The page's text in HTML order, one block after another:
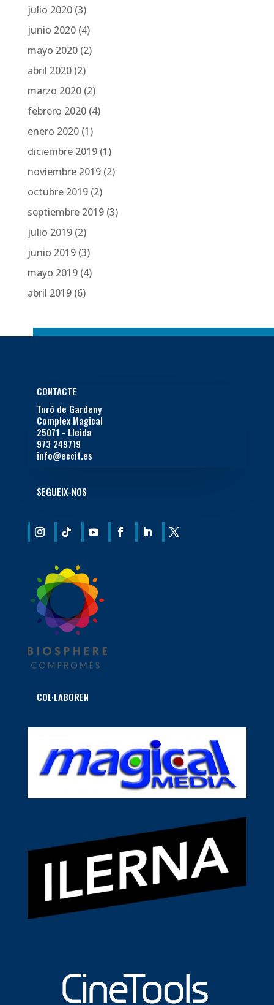
julio 2020(3)
junio 2020(4)
mayo 2020(2)
abril 2020(2)
marzo 2020(2)
febrero 2020(4)
enero 2020(1)
diciembre 2019(1)
noviembre 2019(2)
octubre 2019(2)
septiembre 2019(3)
julio 2019(2)
junio 2019(3)
mayo 2019(4)
abril 2019(6)
CONTACTE
Turó de Gardeny
Complex Magical
25071 - Lleida
973 249719
info@eccit.es
SEGUEIX-NOS
COL·LABOREN